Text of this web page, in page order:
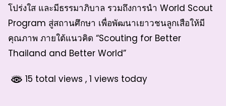
โปร่งใส และมีธรรมาภิบาล รวมถึงการนำ World Scout
Program สู่สถานศึกษา เพื่อพัฒนาเยาวชนลูกเสือให้มี
คุณภาพ ภายใต้แนวคิด “Scouting for Better
Thailand and Better World”
15 total views , 1 views today